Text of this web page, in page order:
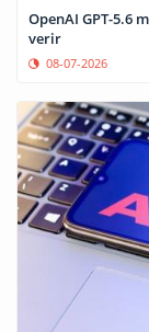
OpenAI GPT-5.6
verir
08-07-2026